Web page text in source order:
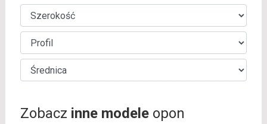
Zobacz inne modeleopon